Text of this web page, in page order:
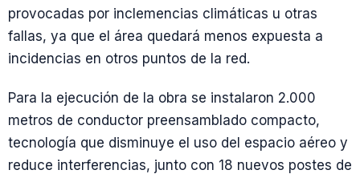
provocadas por inclemencias climáticas u otras
fallas, ya que el área quedará menos expuesta a
incidencias en otros puntos de la red.
Para la ejecución de la obra se instalaron 2.000
metros de conductor preensamblado compacto,
tecnología que disminuye el uso del espacio aéreo y
reduce interferencias, junto con 18 nuevos postes de